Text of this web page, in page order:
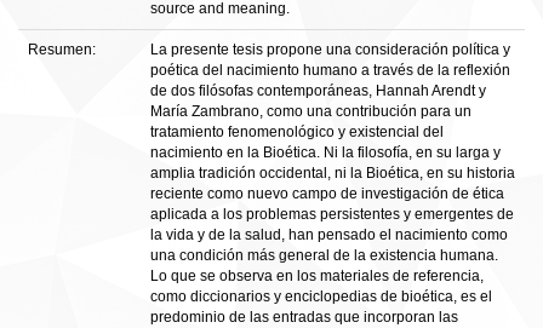
source and meaning.
Resumen:
La presente tesis propone una consideración política y
poética del nacimiento humano a través de la reflexión
de dos filósofas contemporáneas, Hannah Arendt y
María Zambrano, como una contribución para un
tratamiento fenomenológico y existencial del
nacimiento en la Bioética. Ni la filosofía, en su larga y
amplia tradición occidental, ni la Bioética, en su historia
reciente como nuevo campo de investigación de ética
aplicada a los problemas persistentes y emergentes de
la vida y de la salud, han pensado el nacimiento como
una condición más general de la existencia humana.
Lo que se observa en los materiales de referencia,
como diccionarios y enciclopedias de bioética, es el
predominio de las entradas que incorporan las